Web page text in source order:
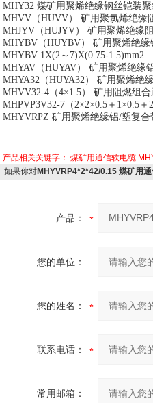
MHY32 煤矿用聚烯绝缘钢丝铠装
MHVV（HUVV） 矿用聚氯烯绝缘
MHJYV（HUJYV） 矿用聚烯绝缘
MHYBV（HUYBV） 矿用聚烯绝
MHYBV 1X(2～7)X(0.75-1.5)mm2
MHYAV（HUYAV） 矿用聚烯绝缘
MHYA32（HUYA32） 矿用聚烯绝
MHVV32-4（4×1.5） 矿用阻燃组
MHPVP3V32-7（2×2×0.5＋1×0.5
MHYVRPZ 矿用聚烯绝缘铝/塑复
产品相关关键字： 煤矿用通信软电缆
如果你对MHYVRP4*2*42/0.15 煤矿用
产品：
您的单位：
您的姓名：
联系电话：
常用邮箱：